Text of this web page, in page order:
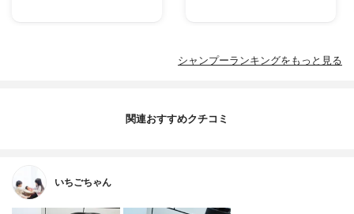
シャンプーランキングをもっと見る
関連おすすめクチコミ
いちごちゃん